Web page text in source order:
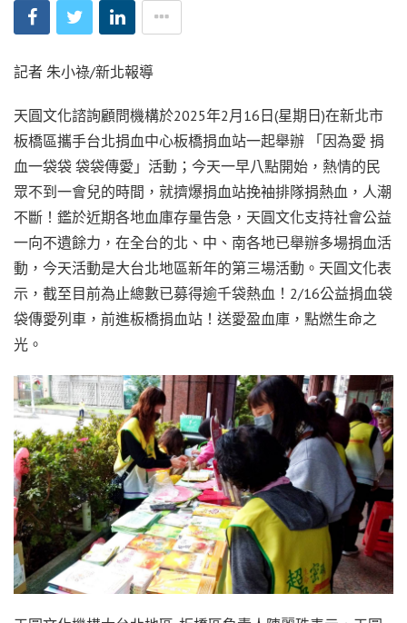
記者 朱小祿/新北報導
天圓文化諮詢顧問機構於2025年2月16日(星期日)在新北市
板橋區攜手台北捐血中心板橋捐血站一起舉辦 「因為愛 捐
血一袋袋 袋袋傳愛」活動；今天一早八點開始，熱情的民
眾不到一會兒的時間，就擠爆捐血站挽袖排隊捐熱血，人潮
不斷！鑑於近期各地血庫存量告急，天圓文化支持社會公益
一向不遺餘力，在全台的北、中、南各地已舉辦多場捐血活
動，今天活動是大台北地區新年的第三場活動。天圓文化表
示，截至目前為止總數已募得逾千袋熱血！2/16公益捐血袋
袋傳愛列車，前進板橋捐血站！送愛盈血庫，點燃生命之
光。